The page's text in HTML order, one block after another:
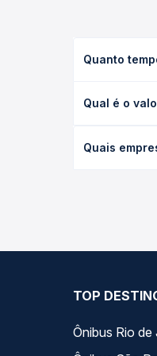
Quanto
leito) e as
Qual é o
Quais
TOP
Ônibus Rio de